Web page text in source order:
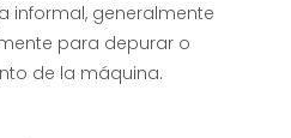
informal, generalmente
para depurar o
de la máquina.